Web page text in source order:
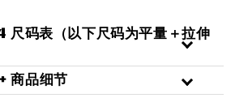
码表（以下尺码为平量＋拉伸
商品细节